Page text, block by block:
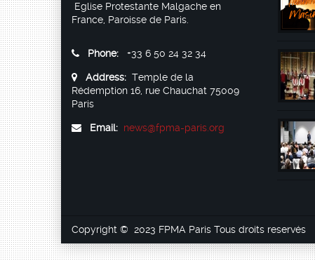
Eglise Protestante Malgache en
France, Paroisse de Paris.
Phone: +33 6 50 24 32 34
Address: Temple de la
Rédemption 16, rue Chauchat 75009
Paris
Email: news@fpma-paris.org
Copyright © 2023 FPMA Paris Tous droits reservés